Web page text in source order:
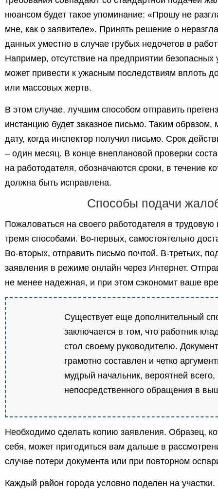
нюансом будет такое упоминание: «Прошу не
мне, как о заявителе». Принять решение о
данных уместно в случае грубых недочетов в
Например, отсутствие на предприятии безопасных
может привести к ужасным последствиям вплоть
или массовых жертв.
В этом случае, лучшим способом отправить
инстанцию будет заказное письмо. Таким образом,
дату, когда инспектор получил письмо. Срок
– один месяц. В конце внеплановой проверки
на работодателя, обозначаются сроки, в течение
должна быть исправлена.
Способы подачи
Пожаловаться на своего работодателя в
тремя способами. Во-первых, самостоятельно
Во-вторых, отправить письмо почтой. В-третьих,
заявления в режиме онлайн через Интернет.
не менее надежная, и при этом сэкономит ваше
Существует еще дополнительный
заключается в том, что работник
стол своему руководителю.
грамотно составлен и четко
мудрый начальник, вероятней
непосредственного обращения в
Необходимо сделать копию заявления. Образец,
себя, может пригодиться вам дальше в
случае потери документа или при повторном
Каждый район города условно поделен на участки.